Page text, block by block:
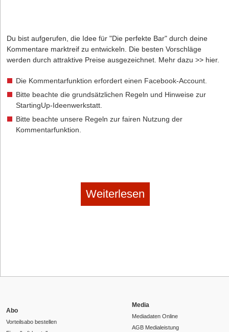
Du bist aufgerufen, die Idee für "Die perfekte Bar" durch deine
Kommentare marktreif zu entwickeln. Die besten Vorschläge
werden durch attraktive Preise ausgezeichnet. Mehr dazu >> hier.
Die Kommentarfunktion erfordert einen Facebook-Account.
Bitte beachte die grundsätzlichen Regeln und Hinweise zur
StartingUp-Ideenwerkstatt.
Bitte beachte unsere Regeln zur fairen Nutzung der
Kommentarfunktion.
Weiterlesen
Abo
Vorteilsabo bestellen
Media
Mediadaten Online
AGB Medialeistung